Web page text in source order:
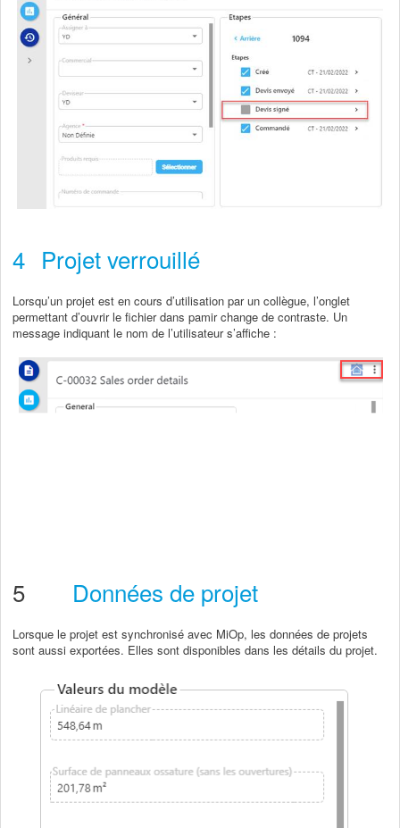
4 Projet verrouillé
Lorsqu’un projet est en cours d’utilisation par un collègue, l’onglet
permettant d’ouvrir le fichier dans pamir change de contraste. Un
message indiquant le nom de l’utilisateur s’affiche :
5 Données de projet
Lorsque le projet est synchronisé avec MiOp, les données de projets
sont aussi exportées. Elles sont disponibles dans les détails du projet.